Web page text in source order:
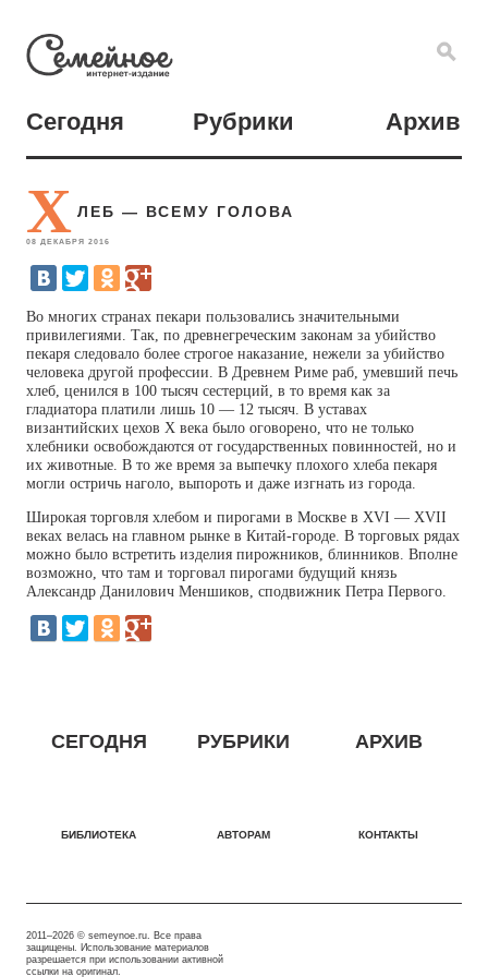
Сегодня Рубрики Архив
Х ЛЕБ — ВСЕМУ ГОЛОВА
08 ДЕКАБРЯ 2016
Во многих странах пекари пользовались значительными
привилегиями. Так, по древнегреческим законам за убийство
пекаря следовало более строгое наказание, нежели за убийство
человека другой профессии. В Древнем Риме раб, умевший печь
хлеб, ценился в 100 тысяч сестерций, в то время как за
гладиатора платили лишь 10 — 12 тысяч. В уставах
византийских цехов Х века было оговорено, что не только
хлебники освобождаются от государственных повинностей, но и
их животные. В то же время за выпечку плохого хлеба пекаря
могли остричь наголо, выпороть и даже изгнать из города.
Широкая торговля хлебом и пирогами в Москве в XVI — XVII
веках велась на главном рынке в Китай-городе. В торговых рядах
можно было встретить изделия пирожников, блинников. Вполне
возможно, что там и торговал пирогами будущий князь
Александр Данилович Меншиков, сподвижник Петра Первого.
СЕГОДНЯ РУБРИКИ АРХИВ
БИБЛИОТЕКА АВТОРАМ КОНТАКТЫ
2011–2026 © semeynoe.ru. Все права
защищены. Использование материалов
разрешается при использовании активной
ссылки на оригинал.